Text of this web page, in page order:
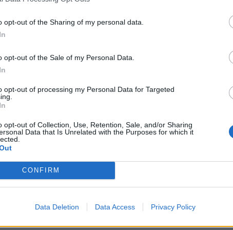
opt-out of the Sharing of my personal data.
opt-out of the Sale of my Personal Data.
opt-out of processing my Personal Data for Targeted
opt-out of Collection, Use, Retention, Sale, and/or Sharing
Data that Is Unrelated with the Purposes for which it
CONFIRM
Data Deletion Data Access Privacy Policy
Lenzini. «Il confronto civile, seppur
diversità di opinioni e orientamenti –
tipo». Non è, comunque, la prima volta
romana finisce nel mirino di chi
Consiglio erano apparse anche, in un
Firenze, durante il giorno della Festa
comparso in uno dei punti più
quartiere di Campo di Marte.